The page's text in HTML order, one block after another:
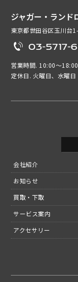
会社紹介
お知らせ
買取・下取
サービス案内
アクセサリー
ジャガー・ランド
東京都世田谷区玉川台
03-5717-
営業時間. 10:00～18:00
定休日. 火曜日、水曜日